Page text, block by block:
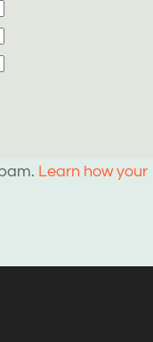
Learn how your